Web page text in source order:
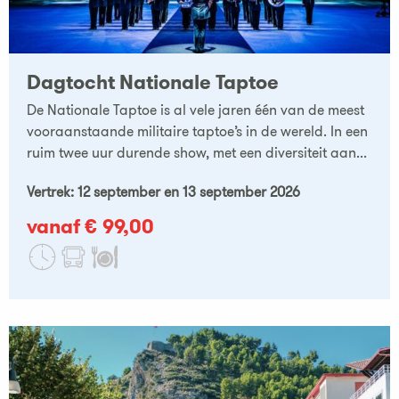
Dagtocht Nationale Taptoe
De Nationale Taptoe is al vele jaren één van de meest
vooraanstaande militaire taptoe’s in de wereld. In een
ruim twee uur durende show, met een diversiteit aan...
Vertrek: 12 september en 13 september 2026
vanaf € 99,00